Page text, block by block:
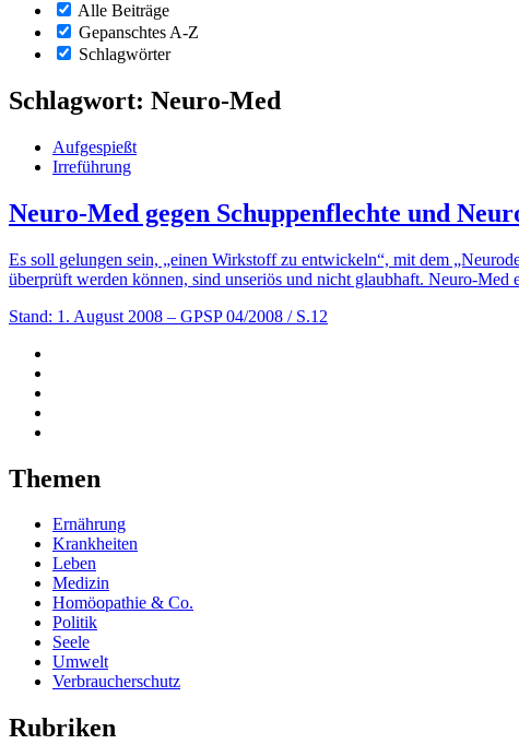
Alle Beiträge
Gepanschtes A-Z
Schlagwörter
Schlagwort: Neuro-Med
Aufgespießt
Irreführung
Neuro-Med gegen Schuppenflechte und
Es soll gelungen sein, „einen Wirkstoff zu entwickeln“, mit dem
überprüft werden können, sind unseriös und nicht glaubhaft. Neuro-
Stand: 1. August 2008 – GPSP 04/2008 / S.12
Themen
Ernährung
Krankheiten
Leben
Medizin
Homöopathie & Co.
Politik
Seele
Umwelt
Verbraucherschutz
Rubriken